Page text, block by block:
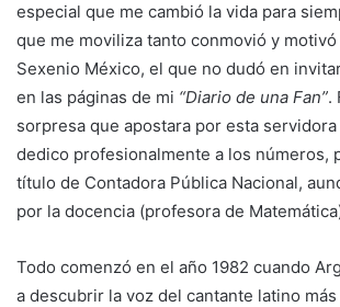
especial que me cambió la vida para
que me moviliza tanto conmovió y
Sexenio México, el que no dudó en
en las páginas de mi “Diario de una Fan”.
sorpresa que apostara por esta
dedico profesionalmente a los números,
título de Contadora Pública Nacional,
por la docencia (profesora de
Todo comenzó en el año 1982 cuando
a descubrir la voz del cantante latino